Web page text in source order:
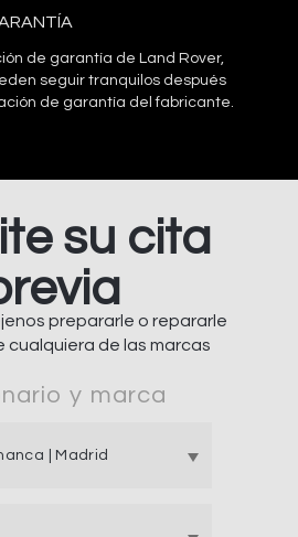
de garantía de Land Rover,
seguir tranquilos después
de garantía del fabricante.
su cita
prepararle o repararle
cualquiera de las marcas
y marca